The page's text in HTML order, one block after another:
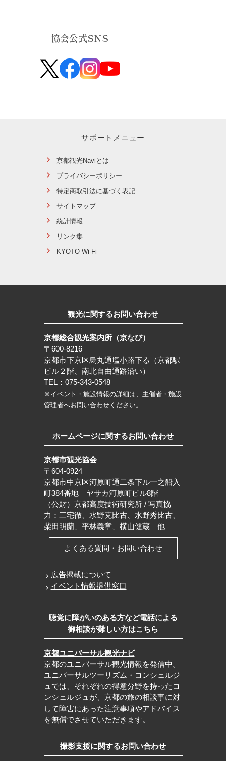
協会公式SNS
サポートメニュー
京都観光Naviとは
プライバシーポリシー
特定商取引法に基づく表記
サイトマップ
統計情報
リンク集
KYOTO Wi-Fi
観光に関するお問い合わせ
京都総合観光案内所（京なび）
〒600-8216
京都市下京区烏丸通塩小路下る（京都駅
ビル２階、南北自由通路沿い）
TEL：075-343-0548
※イベント・施設情報の詳細は、主催者・施設
管理者へお問い合わせください。
ホームページに関するお問い合わせ
京都市観光協会
〒604-0924
京都市中京区河原町通二条下ル一之船入
町384番地 ヤサカ河原町ビル8階
（公財）京都高度技術研究所 / 写真協
力：三宅徹、水野克比古、水野秀比古、
柴田明蘭、平林義章、横山健蔵 他
よくある質問・お問い合わせ
広告掲載について
イベント情報提供窓口
聴覚に障がいのある方など電話による
御相談が難しい方はこちら
京都ユニバーサル観光ナビ
京都のユニバーサル観光情報を発信中。
ユニバーサルツーリズム・コンシェルジ
ュでは、それぞれの得意分野を持ったコ
ンシェルジュが、京都の旅の相談事に対
して障害にあった注意事項やアドバイス
を無償でさせていただきます。
撮影支援に関するお問い合わせ